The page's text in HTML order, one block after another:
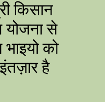
किसान
योजना से
को
है